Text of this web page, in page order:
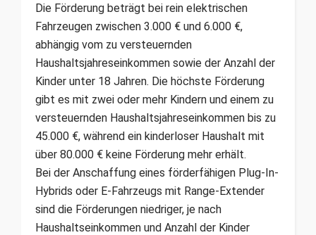
Die Förderung beträgt bei rein elektrischen
Fahrzeugen zwischen 3.000 € und 6.000 €,
abhängig vom zu versteuernden
Haushaltsjahreseinkommen sowie der Anzahl der
Kinder unter 18 Jahren. Die höchste Förderung
gibt es mit zwei oder mehr Kindern und einem zu
versteuernden Haushaltsjahreseinkommen bis zu
45.000 €, während ein kinderloser Haushalt mit
über 80.000 € keine Förderung mehr erhält.
Bei der Anschaffung eines förderfähigen Plug-In-
Hybrids oder E-Fahrzeugs mit Range-Extender
sind die Förderungen niedriger, je nach
Haushaltseinkommen und Anzahl der Kinder